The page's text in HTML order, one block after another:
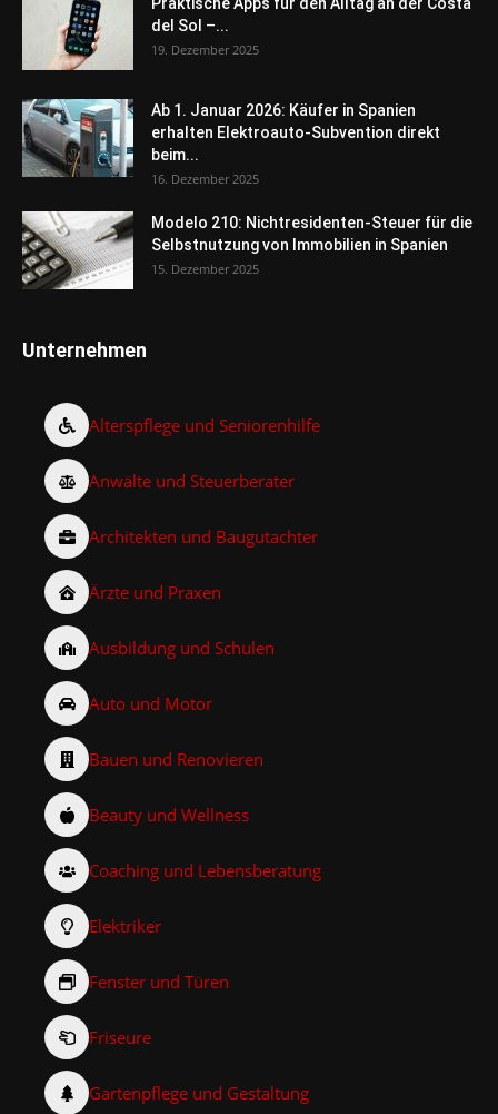
Praktische Apps für den Alltag an der Costa
del Sol –...
19. Dezember 2025
Ab 1. Januar 2026: Käufer in Spanien
erhalten Elektroauto-Subvention direkt
beim...
16. Dezember 2025
Modelo 210: Nichtresidenten-Steuer für die
Selbstnutzung von Immobilien in Spanien
15. Dezember 2025
Unternehmen
Alterspflege und Seniorenhilfe
Anwälte und Steuerberater
Architekten und Baugutachter
Ärzte und Praxen
Ausbildung und Schulen
Auto und Motor
Bauen und Renovieren
Beauty und Wellness
Coaching und Lebensberatung
Elektriker
Fenster und Türen
Friseure
Gartenpflege und Gestaltung